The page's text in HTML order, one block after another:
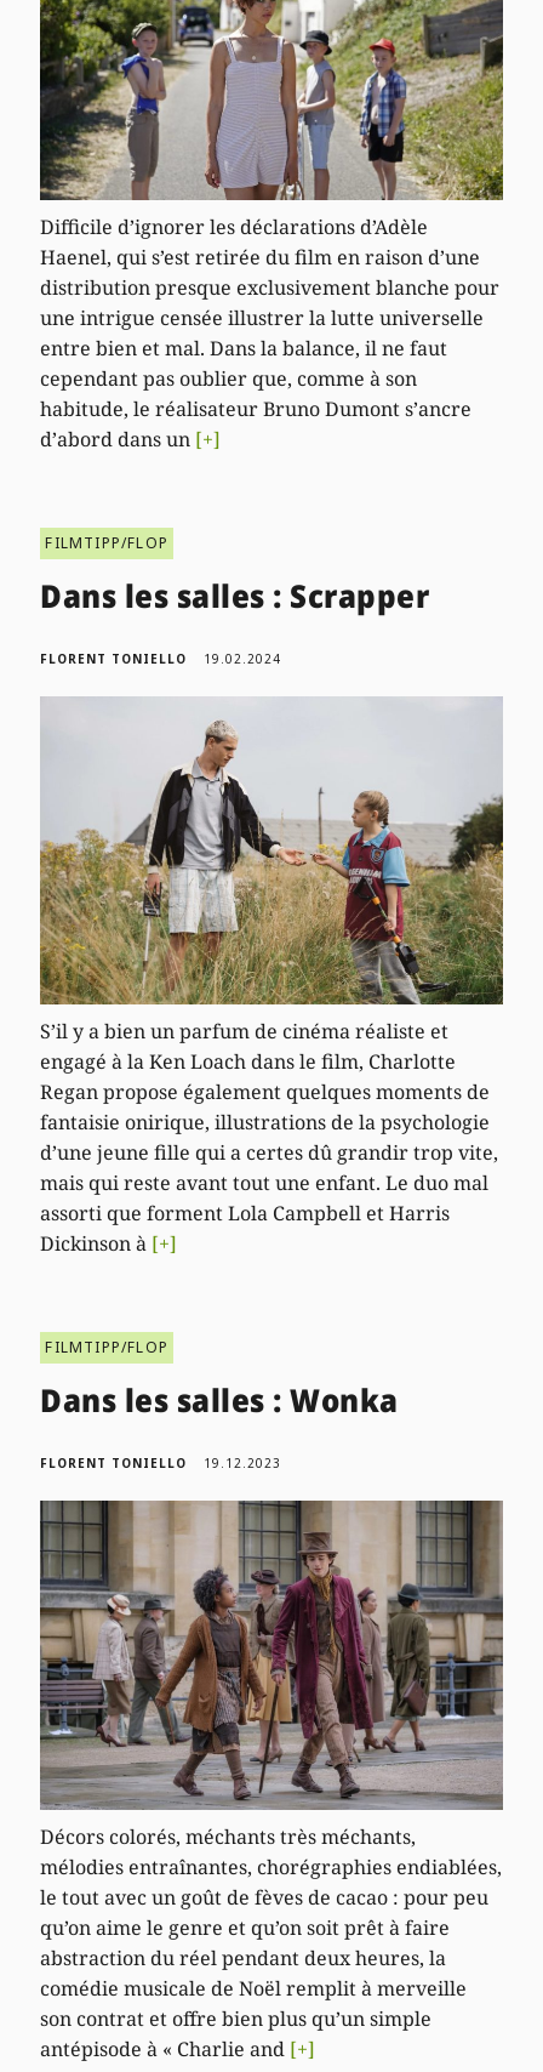
Difficile d’ignorer les déclarations d’Adèle
Haenel, qui s’est retirée du film en raison d’une
distribution presque exclusivement blanche pour
une intrigue censée illustrer la lutte universelle
entre bien et mal. Dans la balance, il ne faut
cependant pas oublier que, comme à son
habitude, le réalisateur Bruno Dumont s’ancre
d’abord dans un [+]
FILMTIPP/FLOP
Dans les salles : Scrapper
FLORENT TONIELLO 19.02.2024
S’il y a bien un parfum de cinéma réaliste et
engagé à la Ken Loach dans le film, Charlotte
Regan propose également quelques moments de
fantaisie onirique, illustrations de la psychologie
d’une jeune fille qui a certes dû grandir trop vite,
mais qui reste avant tout une enfant. Le duo mal
assorti que forment Lola Campbell et Harris
Dickinson à [+]
FILMTIPP/FLOP
Dans les salles : Wonka
FLORENT TONIELLO 19.12.2023
Décors colorés, méchants très méchants,
mélodies entraînantes, chorégraphies endiablées,
le tout avec un goût de fèves de cacao : pour peu
qu’on aime le genre et qu’on soit prêt à faire
abstraction du réel pendant deux heures, la
comédie musicale de Noël remplit à merveille
son contrat et offre bien plus qu’un simple
antépisode à « Charlie and [+]